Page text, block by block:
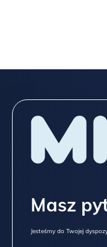
Masz
Jesteśmy do Twojej